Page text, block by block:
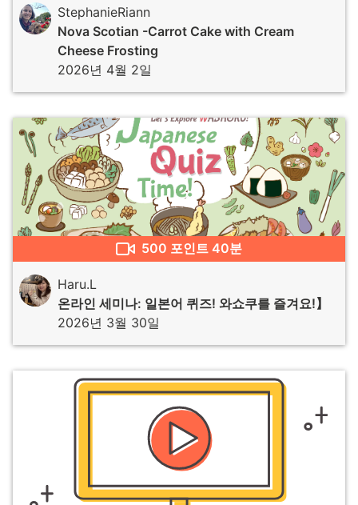
StephanieRiann
Nova Scotian -Carrot Cake with Cream
Cheese Frosting
2026년 4월 2일
500 포인트 40분
Haru.L
온라인 세미나: 일본어 퀴즈! 와쇼쿠를 즐겨요!】
2026년 3월 30일